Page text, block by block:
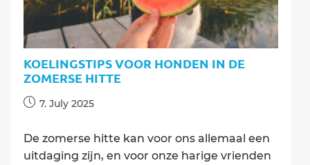
KOELINGSTIPS VOOR HONDEN IN DE
ZOMERSE HITTE
Post7. July 2025
De zomerse hitte kan voor ons allemaal een
uitdaging zijn, en voor onze harige vrienden